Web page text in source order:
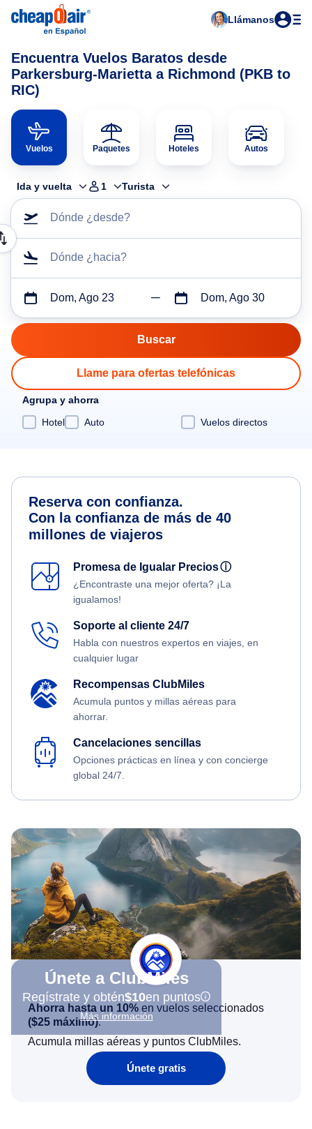
Llámanos
Encuentra Vuelos Baratos desde
Parkersburg-Marietta a Richmond (PKB to
RIC)
Vuelos Paquetes Hoteles Autos
Ida y vuelta 1 Turista
Dónde ¿desde?
Dónde ¿hacia?
Dom, Ago 23 Dom, Ago 30
Llame para ofertas telefónicas
Agrupa y ahorra
Hotel
Auto Vuelos directos
Reserva con confianza.
Con la confianza de más de 40
millones de viajeros
Promesa de Igualar Preciosⓘ
¿Encontraste una mejor oferta? ¡La
igualamos!
Soporte al cliente 24/7
Habla con nuestros expertos en viajes, en
cualquier lugar
Recompensas ClubMiles
Acumula puntos y millas aéreas para
ahorrar.
Cancelaciones sencillas
Opciones prácticas en línea y con concierge
global 24/7.
Únete a ClubMiles
Regístrate y obtén$10en puntos
Más información
Ahorra hasta un 10% en vuelos seleccionados
($25 máximo).
Acumula millas aéreas y puntos ClubMiles.
Únete gratis